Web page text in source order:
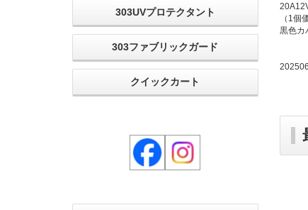
（1個
黒色カ
303UVプロテクタント
303ファブリックガード
クイックカート